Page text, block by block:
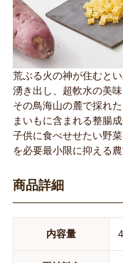
荒ぶる火の神が住むと
湧き出し、超軟水の美
その鳥海山の麓で採れ
まいもに含まれる整腸
子供に食べせせたい野
を必要最小限に抑える
商品詳細
内容量